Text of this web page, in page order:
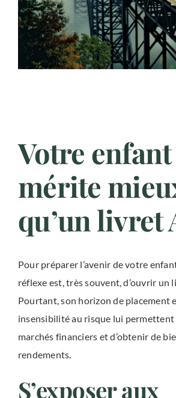
Votre enfant
mérite
qu’un livret
Pour préparer l’avenir de votre
réflexe est, très souvent, d’ouvrir un
Pourtant, son horizon de placement
insensibilité au risque lui permettent
marchés financiers et d’obtenir de
rendements.
S’exposer aux